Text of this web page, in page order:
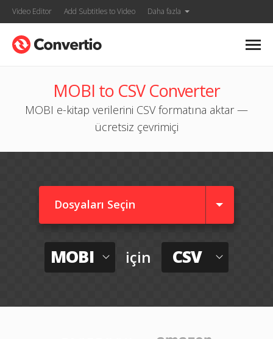
Video Editor Add Subtitles to Video Daha fazla
MOBI to CSV Converter
MOBI e-kitap verilerini CSV formatına aktar —
ücretsiz çevrimiçi
Dosyaları Seçin
MOBI için CSV